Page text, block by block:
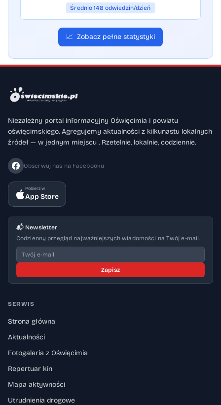
Średnio 148 odwiedzin/dzień
📈 Zobacz pełne statystyki
Niezależny portal informacyjny Oświęcimia i powiatu
oświęcimskiego. Agregujemy aktualności z kilkunastu lokalnych
źródeł — w jednym miejscu . Rzetelnie, lokalnie, codziennie.
Obserwuj nas na Facebooku
Pobierz w
App Store
📬 Newsletter
Codzienny przegląd najważniejszych wiadomości na Twój e-mail.
Zapisz
SERWIS
Strona główna
Aktualności
Fotogaleria z Oświęcimia
Repertuar kin
Mapa aktywności
Utrudnienia drogowe